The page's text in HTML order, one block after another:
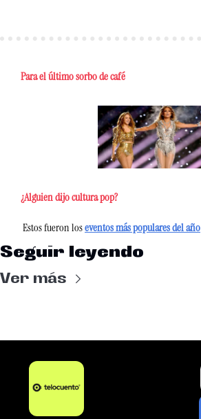
Para el último sorbo de café
¿Alguien dijo cultura pop?
Estos fueron los eventos más populares del año
Seguir leyendo
Ver más